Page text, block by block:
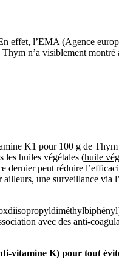
effet, l’EMA (Agence
n’a visiblement
K1 pour 100 g de Thym
les huiles végétales (huile
dernier peut réduire
ailleurs, une surveillance
avec des anti-
vitamine K) pour tout